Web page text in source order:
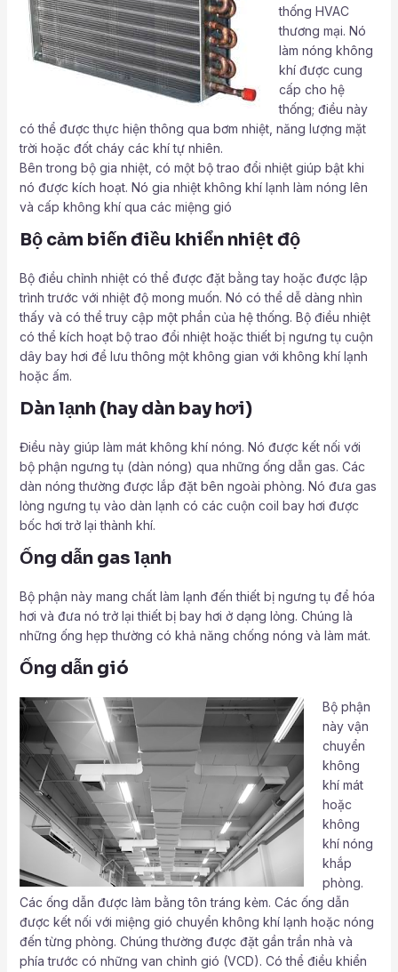
thống HVAC
thương mại. Nó
làm nóng không
khí được cung
cấp cho hệ
thống; điều này
có thể được thực hiện thông qua bơm nhiệt, năng lượng mặt
trời hoặc đốt cháy các khí tự nhiên.
Bên trong bộ gia nhiệt, có một bộ trao đổi nhiệt giúp bật khi
nó được kích hoạt. Nó gia nhiệt không khí lạnh làm nóng lên
và cấp không khí qua các miệng gió
Bộ cảm biến điều khiển nhiệt độ
Bộ điều chỉnh nhiệt có thể được đặt bằng tay hoặc được lập
trình trước với nhiệt độ mong muốn. Nó có thể dễ dàng nhìn
thấy và có thể truy cập một phần của hệ thống. Bộ điều nhiệt
có thể kích hoạt bộ trao đổi nhiệt hoặc thiết bị ngưng tụ cuộn
dây bay hơi để lưu thông một không gian với không khí lạnh
hoặc ấm.
Dàn lạnh (hay dàn bay hơi)
Điều này giúp làm mát không khí nóng. Nó được kết nối với
bộ phận ngưng tụ (dàn nóng) qua những ống dẫn gas. Các
dàn nóng thường được lắp đặt bên ngoài phòng. Nó đưa gas
lỏng ngưng tụ vào dàn lạnh có các cuộn coil bay hơi được
bốc hơi trở lại thành khí.
Ống dẫn gas lạnh
Bộ phận này mang chất làm lạnh đến thiết bị ngưng tụ để hóa
hơi và đưa nó trở lại thiết bị bay hơi ở dạng lỏng. Chúng là
những ống hẹp thường có khả năng chống nóng và làm mát.
Ống dẫn gió
Bộ phận
này vận
chuyển
không
khí mát
hoặc
không
khí nóng
khắp
phòng.
Các ống dẫn được làm bằng tôn tráng kẻm. Các ống dẫn
được kết nối với miệng gió chuyển không khí lạnh hoặc nóng
đến từng phòng. Chúng thường được đặt gần trần nhà và
phía trước có những van chỉnh gió (VCD). Có thể điều khiển